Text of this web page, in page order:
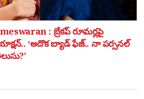
: బ్రేకప్ రూమర్లపై
‘అదొక బ్యాడ్ ఫేజ్.. నా పర్సనల్